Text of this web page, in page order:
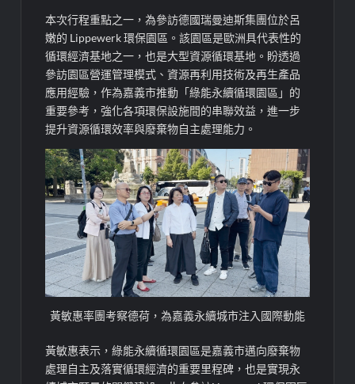
本次行程重點之一，為參訪德國瑞曼迪斯集團位於呂
嫩的 Lippewerk 環保園區。該園區是歐洲具代表性的
循環經濟基地之一，也是大型資源循環基地。盼透過
參訪園區營運管理模式、資源再利用技術及再生產品
應用經驗，作為嘉義市推動「綠能永續循環園區」的
重要參考，強化各項環保設施間的串聯效益，進一步
提升資源循環效率與廢棄物自主處理能力。
黃敏惠率團考察德荷，為嘉義永續城市注入國際動能
黃敏惠表示，綠能永續循環園區是嘉義市邁向廢棄物
處理自主及落實循環經濟的重要里程碑，也是實現永